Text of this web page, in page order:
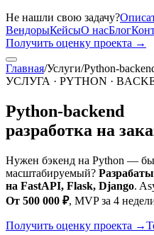
Не нашли свою задачу?
ВендорыКейсыО насБлог
Получить оценку проекта →
Главная/Услуги/Python-
УСЛУГА · PYTHON ·
Python-backend
разработка на
Нужен бэкенд на Python —
масштабируемый?
на FastAPI, Flask, Django.
От 500 000 ₽, MVP за 4
Получить оценку проекта →